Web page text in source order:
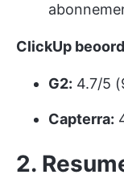
ClickUp
G2: 4.7/5
Capterra:
2.